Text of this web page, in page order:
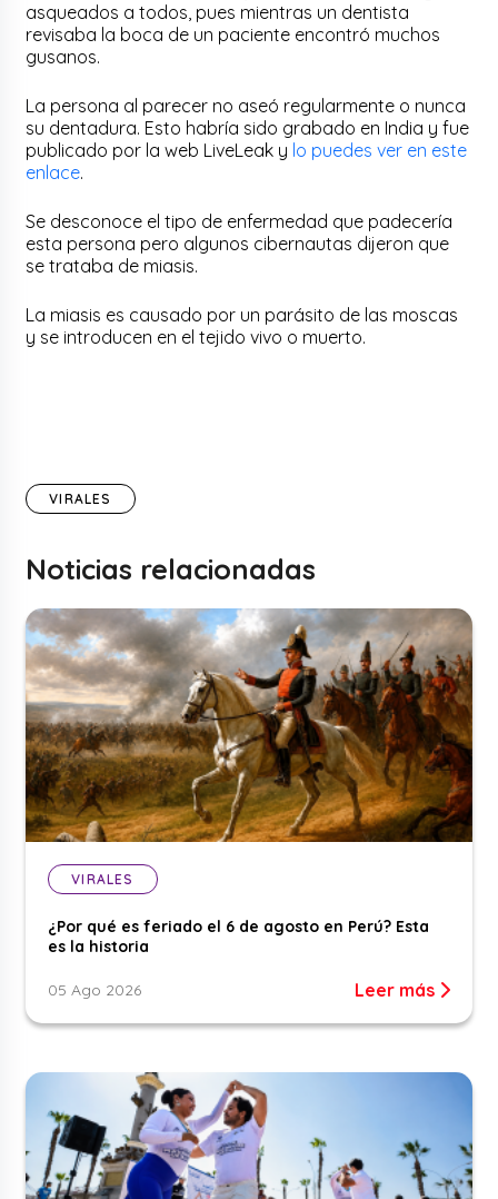
asqueados a todos, pues mientras un dentista
revisaba la boca de un paciente encontró muchos
gusanos.
La persona al parecer no aseó regularmente o nunca
su dentadura. Esto habría sido grabado en India y fue
publicado por la web LiveLeak y lo puedes ver en este
enlace.
Se desconoce el tipo de enfermedad que padecería
esta persona pero algunos cibernautas dijeron que
se trataba de miasis.
La miasis es causado por un parásito de las moscas
y se introducen en el tejido vivo o muerto.
VIRALES
Noticias relacionadas
VIRALES
¿Por qué es feriado el 6 de agosto en Perú? Esta
es la historia
05 Ago 2026 Leer más